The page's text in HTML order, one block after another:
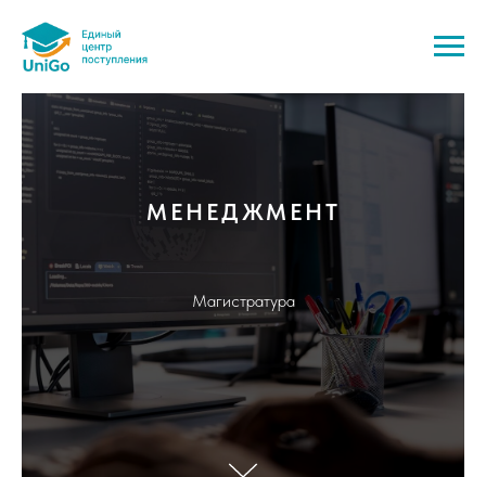
МЕНЕДЖМЕНТ
Магистратура